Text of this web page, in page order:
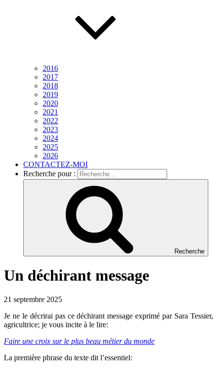
2016
2017
2018
2019
2020
2021
2022
2023
2024
2025
2026
CONTACTEZ-MOI
Recherche pour :
Recherche
Un déchirant message
21 septembre 2025
Je ne le décrirai pas ce déchirant message exprimé par Sara Tessier,
agricultrice; je vous incite à le lire:
Faire une croix sur le plus beau métier du monde
La première phrase du texte dit l’essentiel: